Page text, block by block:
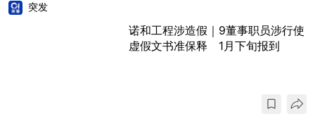
突发
诺和工程涉造假｜9董事职员涉行使
虚假文书准保释 1月下旬报到